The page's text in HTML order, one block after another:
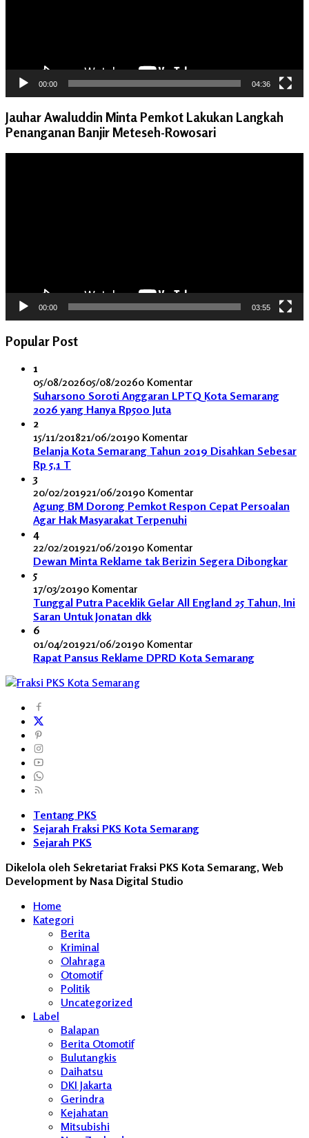
00:00 04:36
Jauhar Awaluddin Minta Pemkot Lakukan Langkah
Penanganan Banjir Meteseh-Rowosari
00:00 03:55
Popular Post
1
05/08/202605/08/20260 Komentar
Suharsono Soroti Anggaran LPTQ Kota Semarang
2026 yang Hanya Rp500 Juta
2
15/11/201821/06/20190 Komentar
Belanja Kota Semarang Tahun 2019 Disahkan Sebesar
Rp 5,1 T
3
20/02/201921/06/20190 Komentar
Agung BM Dorong Pemkot Respon Cepat Persoalan
Agar Hak Masyarakat Terpenuhi
4
22/02/201921/06/20190 Komentar
Dewan Minta Reklame tak Berizin Segera Dibongkar
5
17/03/20190 Komentar
Tunggal Putra Paceklik Gelar All England 25 Tahun, Ini
Saran Untuk Jonatan dkk
6
01/04/201921/06/20190 Komentar
Rapat Pansus Reklame DPRD Kota Semarang
Tentang PKS
Sejarah Fraksi PKS Kota Semarang
Sejarah PKS
Dikelola oleh Sekretariat Fraksi PKS Kota Semarang, Web
Development by Nasa Digital Studio
Home
Kategori
Berita
Kriminal
Olahraga
Otomotif
Politik
Uncategorized
Label
Balapan
Berita Otomotif
Bulutangkis
Daihatsu
DKI Jakarta
Gerindra
Kejahatan
Mitsubishi